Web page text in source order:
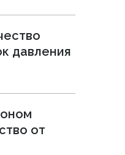
давления
от